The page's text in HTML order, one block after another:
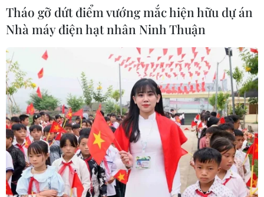
Kiểm tra cơ sở sản xuất kem trộn "3
không" bán 500 đơn mỗi ngày
28/04/2026 14:12
Chiến lược 3 bước giúp giảm hiệu
quả lớp mỡ hông "cứng đầu"
10/04/2026 07:33
Tháo gỡ dứt điểm vướng mắc hiện hữu dự án
Nhà máy điện hạt nhân Ninh Thuận